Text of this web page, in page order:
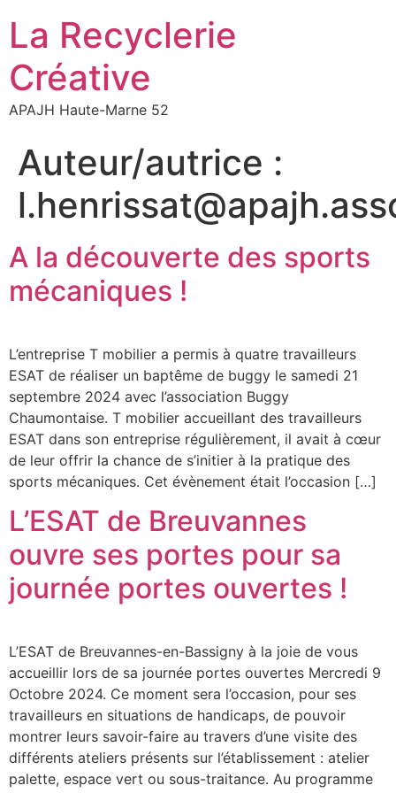
La Recyclerie
Créative
APAJH Haute-Marne 52
Auteur/autrice :
A la découverte des sports
mécaniques !
L’entreprise T mobilier a permis à quatre travailleurs
ESAT de réaliser un baptême de buggy le samedi 21
septembre 2024 avec l’association Buggy
Chaumontaise. T mobilier accueillant des travailleurs
ESAT dans son entreprise régulièrement, il avait à cœur
de leur offrir la chance de s’initier à la pratique des
sports mécaniques. Cet évènement était l’occasion […]
L’ESAT de Breuvannes
ouvre ses portes pour sa
journée portes ouvertes !
L’ESAT de Breuvannes-en-Bassigny à la joie de vous
accueillir lors de sa journée portes ouvertes Mercredi 9
Octobre 2024. Ce moment sera l’occasion, pour ses
travailleurs en situations de handicaps, de pouvoir
montrer leurs savoir-faire au travers d’une visite des
différents ateliers présents sur l’établissement : atelier
palette, espace vert ou sous-traitance. Au programme